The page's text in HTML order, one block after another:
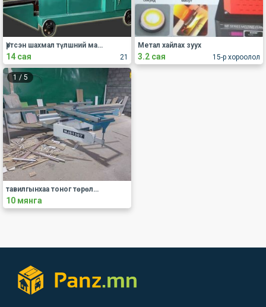
21
Үртсэн шахмал түлшний машин
14 сая 15-р хороолол
Метал хайлах зуух
3.2 сая
1 / 5
тавилгынхаа тоног төрөлжсөн зарна
10 мянга